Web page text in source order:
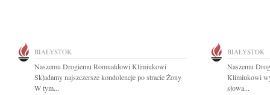
BIAŁYSTOK
Naszemu Drogiemu Romualdowi Klimiukowi
Składamy najszczersze kondolencje po stracie Żony
W tym...
BIAŁYSTOK
Naszemu
Klimiukowi
słowa...